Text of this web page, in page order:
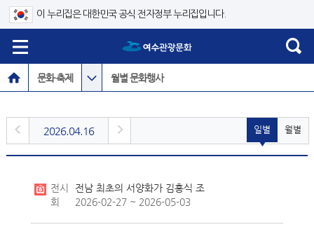
이 누리집은 대한민국 공식 전자정부 누리집입니다.
문화·축제 월별 문화행사
2026.04.16 일별 월별
전시
회
전남 최초의 서양화가 김홍식 조
2026-02-27 ~ 2026-05-03